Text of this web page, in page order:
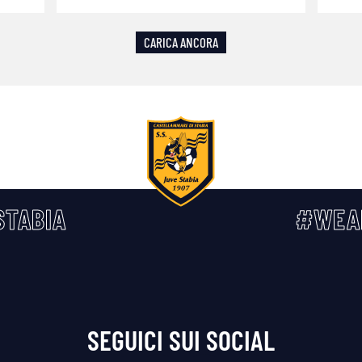
CARICA ANCORA
SEGUICI SUI SOCIAL